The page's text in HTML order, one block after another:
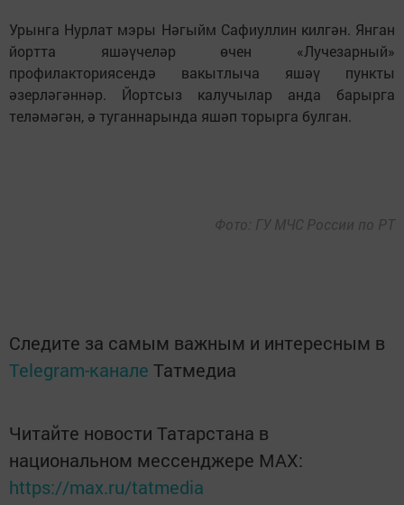
Урынга Нурлат мэры Нәгыйм Сафиуллин килгән. Янган
йортта яшәүчеләр өчен «Лучезарный»
профилакториясендә вакытлыча яшәү пункты
әзерләгәннәр. Йортсыз калучылар анда барырга
теләмәгән, ә туганнарында яшәп торырга булган.
Фото: ГУ МЧС России по РТ
Следите за самым важным и интересным в
Telegram-канале Татмедиа
Читайте новости Татарстана в
национальном мессенджере MАХ:
https://max.ru/tatmedia